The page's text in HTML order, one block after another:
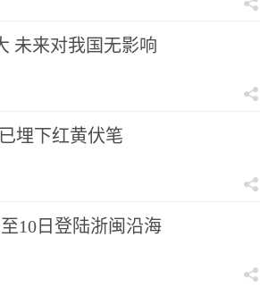
未来对我国无影响
埋下红黄伏笔
10日登陆浙闽沿海